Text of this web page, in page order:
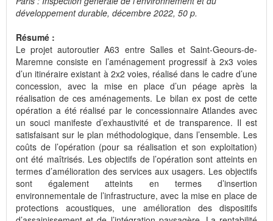
développement durable, décembre 2022, 50 p.
Résumé :
Le projet autoroutier A63 entre Salles et Saint-Geours-de-
Maremne consiste en l’aménagement progressif à 2x3 voies
d’un itinéraire existant à 2x2 voies, réalisé dans le cadre d’une
concession, avec la mise en place d’un péage après la
réalisation de ces aménagements. Le bilan ex post de cette
opération a été réalisé par le concessionnaire Atlandes avec
un souci manifeste d’exhaustivité et de transparence. Il est
satisfaisant sur le plan méthodologique, dans l’ensemble. Les
coûts de l’opération (pour sa réalisation et son exploitation)
ont été maîtrisés. Les objectifs de l’opération sont atteints en
termes d’amélioration des services aux usagers. Les objectifs
sont également atteints en termes d’insertion
environnementale de l’infrastructure, avec la mise en place de
protections acoustiques, une amélioration des dispositifs